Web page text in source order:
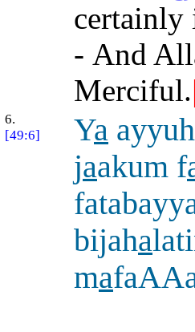
certainly
- And
Merciful.|
6.
[49:6]
Ya ayyuh
jaakum f
bijaha
ma